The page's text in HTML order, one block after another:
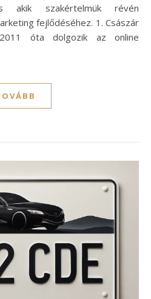
akik szakértelmük révén
fejlődéséhez. 1. Császár
óta dolgozik az online